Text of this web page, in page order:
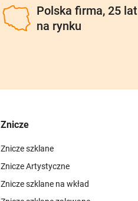
Polska firma, 25 lat
na rynku
Znicze
Znicze szklane
Znicze Artystyczne
Znicze szklane na wkład